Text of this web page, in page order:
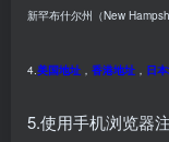
新罕布什尔州（New
4.美国地址 ， 香港地址 ， 日
5.使用手机浏览器